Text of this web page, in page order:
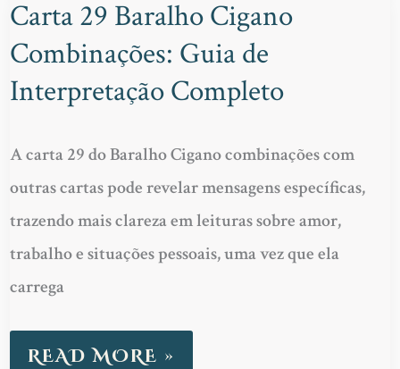
Carta 29 Baralho Cigano
Combinações: Guia de
Interpretação Completo
A carta 29 do Baralho Cigano combinações com
outras cartas pode revelar mensagens específicas,
trazendo mais clareza em leituras sobre amor,
trabalho e situações pessoais, uma vez que ela
carrega
CARTA
29
BARALHO
CIGANO
COMBINAÇÕES:
GUIA
DE
INTERPRETAÇÃO
COMPLETO
READ MORE »